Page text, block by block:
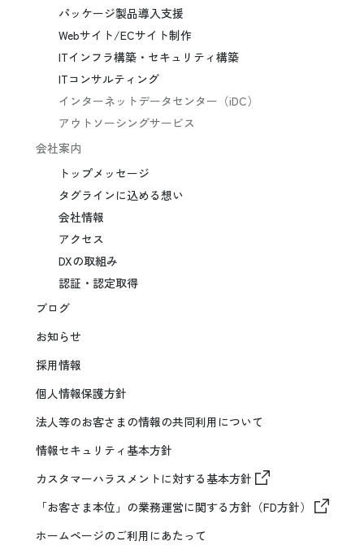
パッケージ製品導入支援
Webサイト/ECサイト制作
ITインフラ構築・セキュリティ構築
ITコンサルティング
インターネットデータセンター（iDC）
アウトソーシングサービス
会社案内
トップメッセージ
タグラインに込める想い
会社情報
アクセス
DXの取組み
認証・認定取得
ブログ
お知らせ
採用情報
個人情報保護方針
法人等のお客さまの情報の共同利用について
情報セキュリティ基本方針
カスタマーハラスメントに対する基本方針
「お客さま本位」の業務運営に関する方針（FD方針）
ホームページのご利用にあたって